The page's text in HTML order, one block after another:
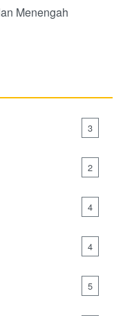
Menengah
3
2
4
4
5